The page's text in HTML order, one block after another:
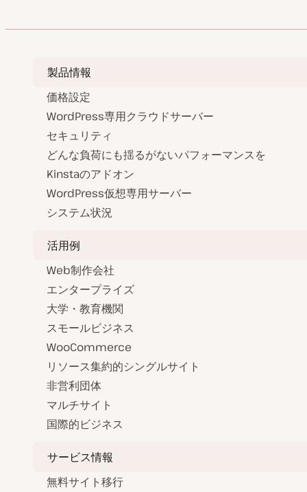
製品情報
価格設定
WordPress専用クラウドサーバー
セキュリティ
どんな負荷にも揺るがないパフォーマンスを
Kinstaのアドオン
WordPress仮想専用サーバー
システム状況
活用例
Web制作会社
エンタープライズ
大学・教育機関
スモールビジネス
WooCommerce
リソース集約的シングルサイト
非営利団体
マルチサイト
国際的ビジネス
サービス情報
無料サイト移行